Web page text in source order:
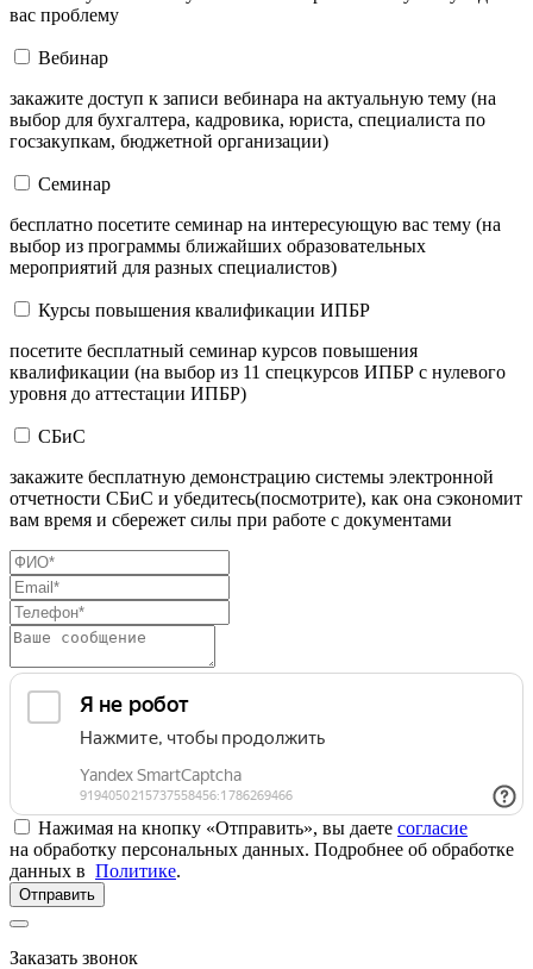
вас проблему
Вебинар
закажите доступ к записи вебинара на актуальную тему (на
выбор для бухгалтера, кадровика, юриста, специалиста по
госзакупкам, бюджетной организации)
Семинар
бесплатно посетите семинар на интересующую вас тему (на
выбор из программы ближайших образовательных
мероприятий для разных специалистов)
Курсы повышения квалификации ИПБР
посетите бесплатный семинар курсов повышения
квалификации (на выбор из 11 спецкурсов ИПБР с нулевого
уровня до аттестации ИПБР)
СБиС
закажите бесплатную демонстрацию системы электронной
отчетности СБиС и убедитесь(посмотрите), как она сэкономит
вам время и сбережет силы при работе с документами
Нажимая на кнопку «Отправить», вы даете согласие
на обработку персональных данных. Подробнее об обработке
данных в Политике.
Отправить
Заказать звонок